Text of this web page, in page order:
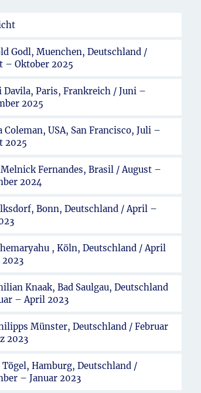
Godl, Muenchen, Deutschland /
– Oktober 2025
Davila, Paris, Frankreich / Juni –
2025
Coleman, USA, San Francisco, Juli –
2025
Fernandes, Brasil / August –
2024
Bonn, Deutschland / April –
, Köln, Deutschland / April
Knaak, Bad Saulgau, Deutschland
– April 2023
Münster, Deutschland / Februar
2023
Tögel, Hamburg, Deutschland /
– Januar 2023